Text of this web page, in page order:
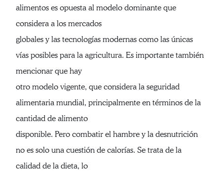
alimentos es opuesta al modelo dominante que
considera a los mercados
globales y las tecnologías modernas como las únicas
vías posibles para la agricultura. Es importante también
mencionar que hay
otro modelo vigente, que considera la seguridad
alimentaria mundial, principalmente en términos de la
cantidad de alimento
disponible. Pero combatir el hambre y la desnutrición
no es solo una cuestión de calorías. Se trata de la
calidad de la dieta, lo